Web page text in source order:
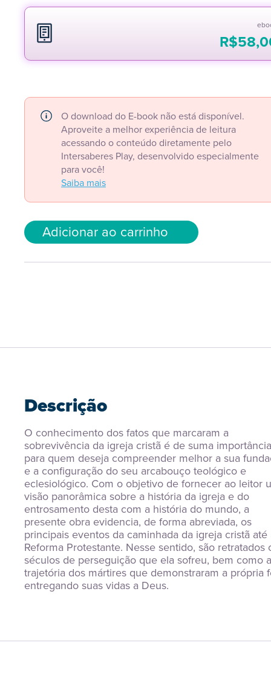
R$
O download do E-book não está disponível.
Aproveite a melhor experiência de leitura
acessando o conteúdo diretamente pelo
Intersaberes Play, desenvolvido especialmente
para você!
Saiba mais
Adicionar ao carrinho
Descrição
O conhecimento dos fatos que marcaram a
sobrevivência da igreja cristã é de suma importância
para quem deseja compreender melhor a sua
e a configuração do seu arcabouço teológico e
eclesiológico. Com o objetivo de fornecer ao leitor
visão panorâmica sobre a história da igreja e do
entrosamento desta com a história do mundo, a
presente obra evidencia, de forma abreviada, os
principais eventos da caminhada da igreja cristã até
Reforma Protestante. Nesse sentido, são retratados
séculos de perseguição que ela sofreu, bem como a
trajetória dos mártires que demonstraram a própria
entregando suas vidas a Deus.